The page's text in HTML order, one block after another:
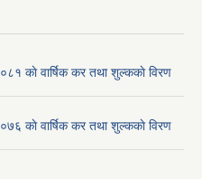
काे वार्षिक कर तथा शुल्ककाे विरण
काे वार्षिक कर तथा शुल्ककाे विरण